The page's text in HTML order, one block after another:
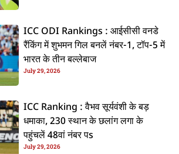
ICC ODI Rankings : आईसीसी वनडे
रैंकिंग में शुभमन गिल बनलें नंबर-1, टॉप-5 में
भारत के तीन बल्लेबाज
July 29, 2026
ICC Ranking : वैभव सूर्यवंशी के बड़
धमाका, 230 स्थान के छलांग लगा के
पहुंचलें 48वां नंबर पs
July 29, 2026